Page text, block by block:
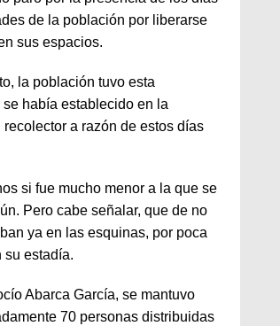
de la población por liberarse
sus espacios.
la población tuvo esta
había establecido en la
a razón de estos días
si fue mucho menor a la que se
Pero cabe señalar, que de no
ya en las esquinas, por poca
su estadía.
Abarca García, se mantuvo
70 personas distribuidas